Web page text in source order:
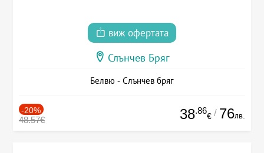
виж офертата
Слънчев Бряг
Белвю - Слънчев бряг
-20%
48.57€ 38.86
€ / 76лв.